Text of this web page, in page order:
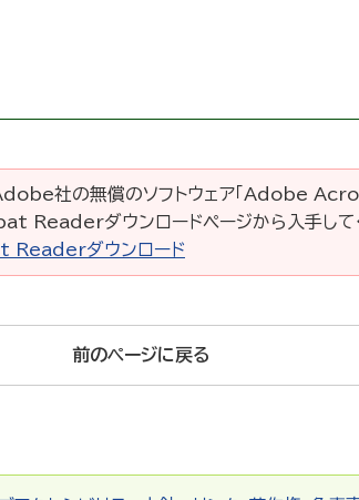
社の無償のソフトウェア「Adobe
ダウンロードページから入手して
ダウンロード
前のページに戻る